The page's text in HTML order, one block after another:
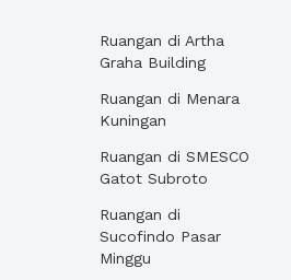
Ruangan di Artha
Graha Building
Ruangan di Menara
Kuningan
Ruangan di SMESCO
Gatot Subroto
Ruangan di
Sucofindo Pasar
Minggu